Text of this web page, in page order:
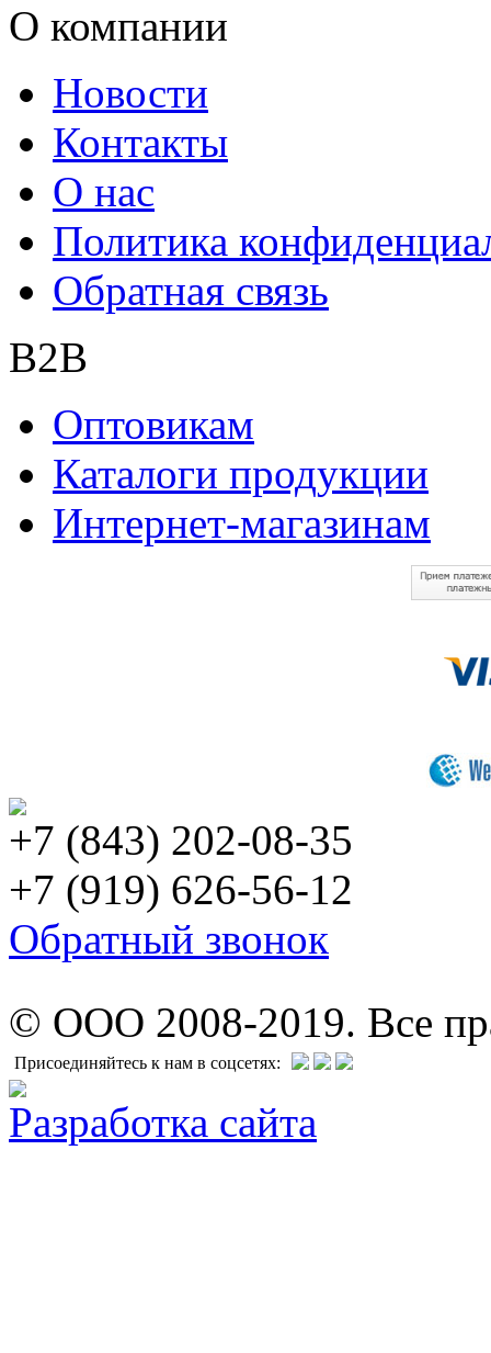
О компании
Новости
Контакты
О нас
Политика
Обратная связь
B2B
Оптовикам
Каталоги продукции
Интернет-магазинам
+7 (843) 202-08-35
+7 (919) 626-56-12
Обратный звонок
© ООО 2008-2019. Все
Присоединяйтесь к нам в соцсетях:
Разработка сайта